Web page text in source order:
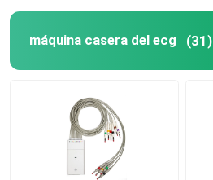
máquina casera del ecg (31)